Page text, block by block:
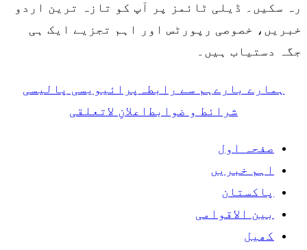
رہ سکیں۔ ڈیلی ٹائمز پر آپ کو تازہ ترین اردو
خبریں، خصوصی رپورٹس اور اہم تجزیے ایک ہی
جگہ دستیاب ہیں۔
ہمارے بارے ہم سے رابطہ
پرائیویسی پالیسی
شرائط و ضوابط اعلانِ لاتعلقی
صفحہ اول
اہم خبریں
پاکستان
بین الاقوامی
کھیل